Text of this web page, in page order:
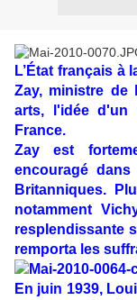
L’État français à
Zay, ministre de
arts, l'idée d'un
France.
Zay est
encouragé
Britanniques.
notamment
resplendissante
remporta les
En juin 1939,